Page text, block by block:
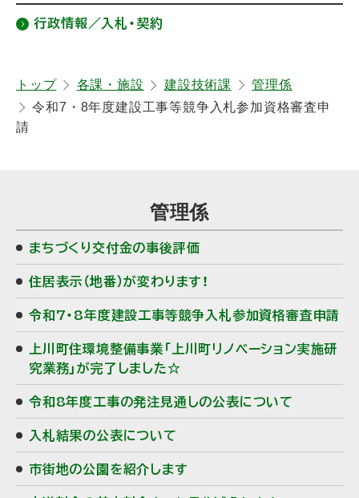
ッ
プ
戻
る
行政情報／入札・契約
トップ 各課・施設 建設技術課
管理係
令和7・8年度建設工事等競争入札参加資格審査申
請
メ
ニ
ー
管理係
まちづくり交付金の事後評価
住居表示（地番）が変わります！
令和7・8年度建設工事等競争入札参加資格審査申請
上川町住環境整備事業「上川町リノベーション実施研
究業務」が完了しました☆
令和8年度工事の発注見通しの公表について
入札結果の公表について
市街地の公園を紹介します